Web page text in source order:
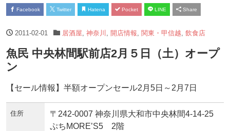
Facebook Twitter Hatena Pocket LINE Share
2011-02-01 居酒屋 神奈川 開店情報 関東・甲信越 飲食店
魚民 中央林間駅前店2月５日（土）オープ
ン
【セール情報】半額オープンセール2月5日～2月7日
住所
〒242-0007 神奈川県大和市中央林間4-14-25
ぷちMORE’S5 2階